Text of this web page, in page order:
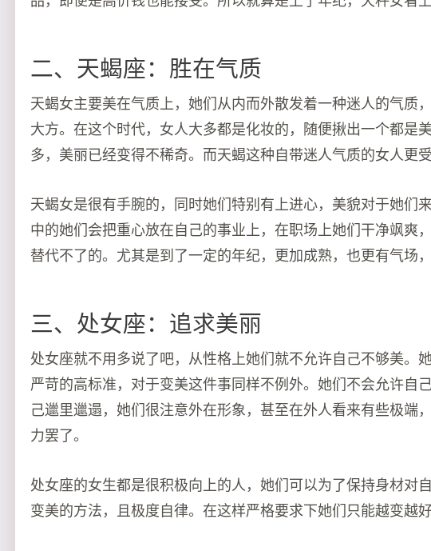
二、天蝎座：胜在气质
天蝎女主要美在气质上，她们从内而外散发着一种迷人的气质
大方。在这个时代，女人大多都是化妆的，随便揪出一个都是
多，美丽已经变得不稀奇。而天蝎这种自带迷人气质的女人更受
天蝎女是很有手腕的，同时她们特别有上进心，美貌对于她们
中的她们会把重心放在自己的事业上，在职场上她们干净飒爽
替代不了的。尤其是到了一定的年纪，更加成熟，也更有气场
三、处女座：追求美丽
处女座就不用多说了吧，从性格上她们就不允许自己不够美。
严苛的高标准，对于变美这件事同样不例外。她们不会允许自
己邋里邋遢，她们很注意外在形象，甚至在外人看来有些极端
力罢了。
处女座的女生都是很积极向上的人，她们可以为了保持身材对
变美的方法，且极度自律。在这样严格要求下她们只能越变越好